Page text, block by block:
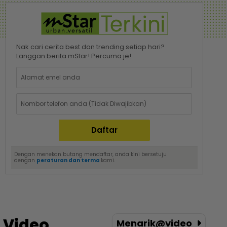
Nak cari cerita best dan trending setiap hari?
Langgan berita mStar! Percuma je!
Dengan menekan butang mendaftar, anda kini bersetuju
dengan peraturan dan terma kami.
Menarik@video